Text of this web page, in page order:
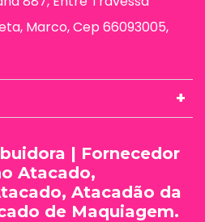
Marco, Cep 66093005,
| Fornecedor
Atacado,
Atacadão da
de Maquiagem.